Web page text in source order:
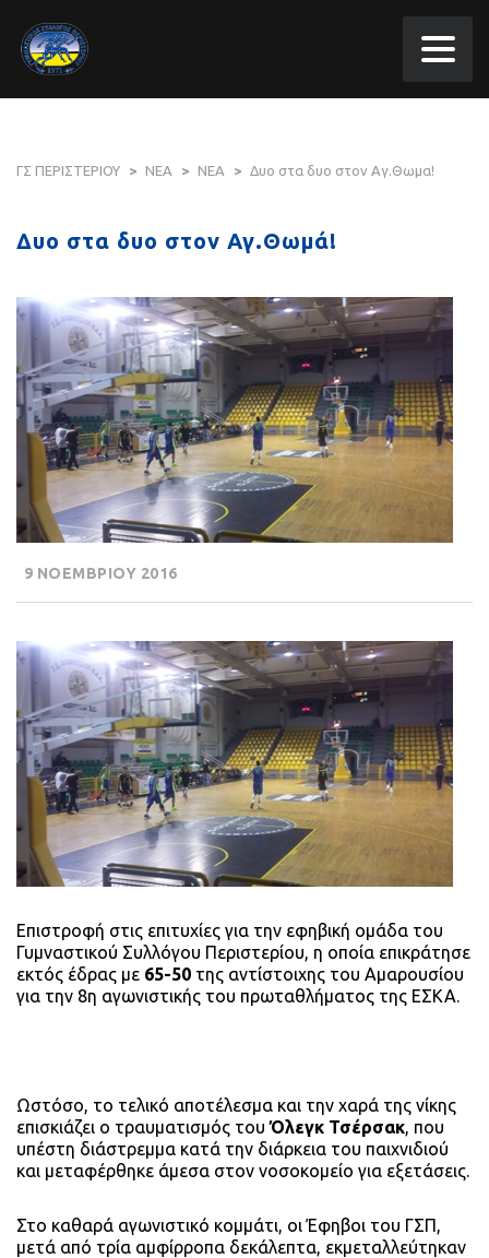
ΓΣ ΠΕΡΙΣΤΕΡΙΟΥ > ΝΕΑ > ΝΕΑ > Δυο στα δυο στον Αγ.Θωμα!
Δυο στα δυο στον Αγ.Θωμά!
9 ΝΟΕΜΒΡΙΟΥ 2016
Επιστροφή στις επιτυχίες για την εφηβική ομάδα του
Γυμναστικού Συλλόγου Περιστερίου, η οποία επικράτησε
εκτός έδρας με 65-50 της αντίστοιχης του Αμαρουσίου
για την 8η αγωνιστικής του πρωταθλήματος της ΕΣΚΑ.
Ωστόσο, το τελικό αποτέλεσμα και την χαρά της νίκης
επισκιάζει ο τραυματισμός τουΌλεγκ Τσέρσακ, που
υπέστη διάστρεμμα κατά την διάρκεια του παιχνιδιού
και μεταφέρθηκε άμεσα στον νοσοκομείο για εξετάσεις.
Στο καθαρά αγωνιστικό κομμάτι, οι Έφηβοι του ΓΣΠ,
μετά από τρία αμφίρροπα δεκάλεπτα, εκμεταλλεύτηκαν